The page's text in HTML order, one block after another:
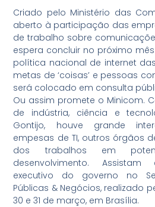
Criado pelo Ministério das
aberto à participação das
de trabalho sobre
espera concluir no próximo
política nacional de internet
metas de ‘coisas’ e pessoas
será colocado em consulta
Ou assim promete o Minicom.
de indústria, ciência e
Gontijo, houve grande
empesas de TI, outros órgãos
dos trabalhos em
desenvolvimento.
executivo do governo no
Públicas & Negócios, realizado
30 e 31 de março, em Brasília.